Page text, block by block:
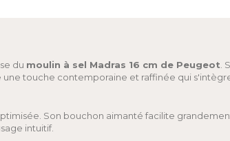
du moulin à sel Madras 16 cm de Peugeot .
touche contemporaine et raffinée qui
Son bouchon aimanté facilite
intuitif.